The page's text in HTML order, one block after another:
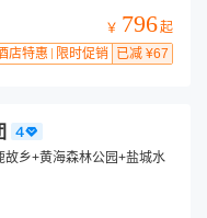
￥ 796起
店特惠
限时促销 已减 ¥67
故乡+黄海森林公园+盐城水